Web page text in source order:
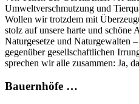
Umweltverschmutzung und
Wollen wir trotzdem mit
stolz auf unsere harte und schöne
Naturgesetze und Naturgewalten
gegenüber gesellschaftlichen
sprechen wir alle zusammen: Ja,
Bauernhöfe …